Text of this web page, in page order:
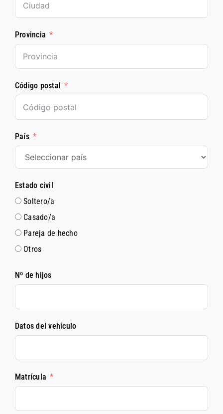
Provincia
Código postal
País
Estado civil
Soltero/a
Casado/a
Pareja de hecho
Otros
Nº de hijos
Datos del vehículo
Matrícula